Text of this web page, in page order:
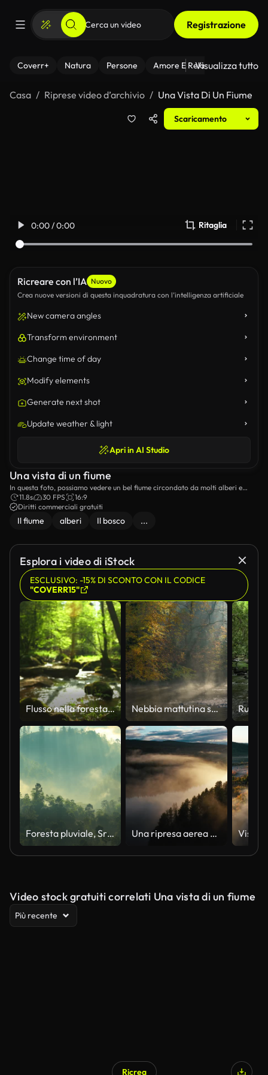
Registrazione
Coverr+ Natura Persone Amore E Relazioni Il
Visualizza tutto
Casa Riprese video d’archivio Una Vista Di Un Fiume
Scaricamento
0:00 / 0:00 Ritaglia
Ricreare con l’IA Nuovo
Crea nuove versioni di questa inquadratura con l’intelligenza artificiale
New camera angles
Transform environment
Change time of day
Modify elements
Generate next shot
Update weather & light
Apri in AI Studio
Una vista di un fiume
In questa foto, possiamo vedere un bel fiume circondato da molti alberi e
piante.
11.8s 30 FPS
16:9
Diritti commerciali gratuiti
Il fiume alberi Il bosco ...
Esplora i video di iStock
ESCLUSIVO: -15% DI SCONTO CON IL CODICE
"COVERR15"
Flusso nella foresta di primavera Dolly Shot Nebbia mattutina sul fiume, Wupper, Germania
Foresta pluviale, Sri Lanka Una ripresa aerea di un maestoso tramonto su un fiume che attraversa una pineta
Video stock gratuiti correlati Una vista di un fiume
Più recente
Ricrea